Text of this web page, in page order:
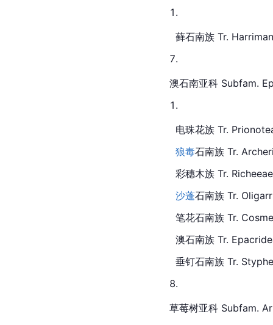
藓石南族 Tr.
澳石南亚科 Subfam.
电珠花族 Tr.
狼毒石南族 Tr.
彩穗木族 Tr. Richeeae
沙蓬石南族 Tr.
笔花石南族 Tr.
澳石南族 Tr.
垂钉石南族 Tr.
草莓树亚科 Subfam.